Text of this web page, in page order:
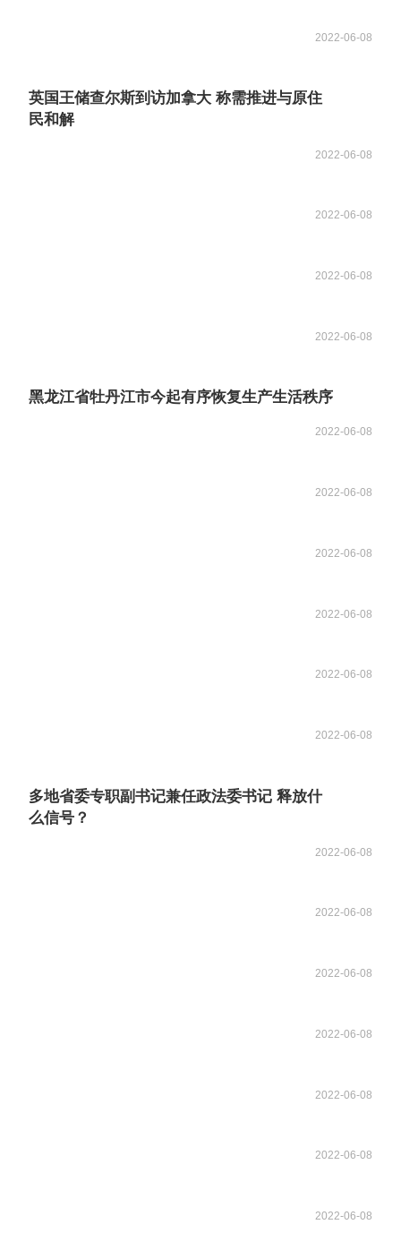
2022-06-08
英国王储查尔斯到访加拿大 称需推进与原住
民和解
2022-06-08
2022-06-08
2022-06-08
2022-06-08
黑龙江省牡丹江市今起有序恢复生产生活秩序
2022-06-08
2022-06-08
2022-06-08
2022-06-08
2022-06-08
2022-06-08
多地省委专职副书记兼任政法委书记 释放什
么信号？
2022-06-08
2022-06-08
2022-06-08
2022-06-08
2022-06-08
2022-06-08
2022-06-08